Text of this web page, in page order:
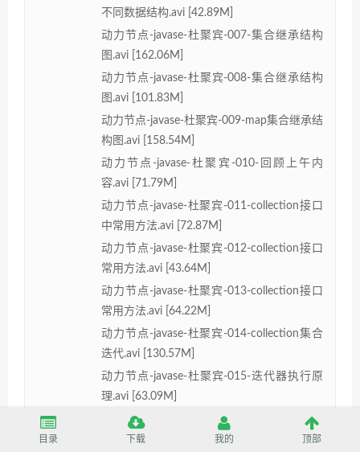
不同数据结构.avi [42.89M]
动力节点-javase-杜聚宾-007-集合继承结构
图.avi [162.06M]
动力节点-javase-杜聚宾-008-集合继承结构
图.avi [101.83M]
动力节点-javase-杜聚宾-009-map集合继承结
构图.avi [158.54M]
动力节点-javase-杜聚宾-010-回顾上午内
容.avi [71.79M]
动力节点-javase-杜聚宾-011-collection接口
中常用方法.avi [72.87M]
动力节点-javase-杜聚宾-012-collection接口
常用方法.avi [43.64M]
动力节点-javase-杜聚宾-013-collection接口
常用方法.avi [64.22M]
动力节点-javase-杜聚宾-014-collection集合
迭代.avi [130.57M]
动力节点-javase-杜聚宾-015-迭代器执行原
理.avi [63.09M]
动力节点-javase-杜聚宾-016-迭代器是通用
的.avi [48.43M]
目录 下载 我的 顶部